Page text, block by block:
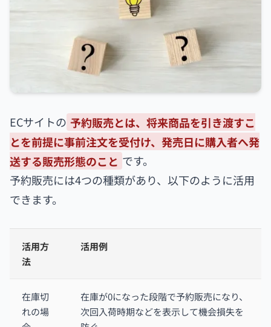
ECサイトの 予約販売とは、将来商品を引き渡すこ
とを前提に事前注文を受付け、発売日に購入者へ発
送する販売形態のこと です。
予約販売には4つの種類があり、以下のように活用
できます。
活用方
法
活用例
在庫切
れの場
在庫が0になった段階で予約販売になり、
次回入荷時期などを表示して機会損失を